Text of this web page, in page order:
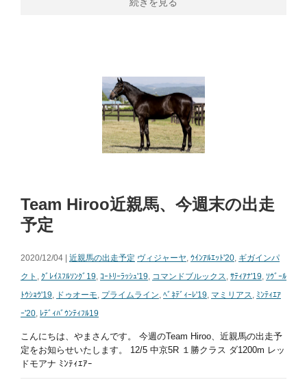
Team Hiroo近親馬、今週末の出走
予定
2020/12/04 | 近親馬の出走予定 ヴィジャーヤ, ｳｲﾝｱﾙｴｯﾄ'20, ギガインパ
クト , ｸﾞﾚｲｽﾌﾙｿﾝｸﾞ19, ｺｰﾄﾘｰﾗｯｼｭ'19, コマンドブルックス, ｻﾃｨｱﾅ'19, ｿｳﾞｰﾙ
ﾄｳｼｮｳ'19, ドゥオーモ, プライムライン, ﾍﾞﾈﾃﾞｨｰﾚ'19, マミリアス, ﾐﾝﾃｨｴｱ
ｰ'20, ﾚﾃﾞｨﾊﾞｳﾝﾃｨﾌﾙ19
こんにちは、やまさんです。 今週のTeam Hiroo、近親馬の出走予
定をお知らせいたします。 12/5 中京5R １勝クラス ダ1200m レッ
ドモアナ ﾐﾝﾃｨｴｱｰ